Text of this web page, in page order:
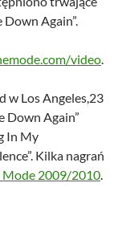
Down Again”.
video.
w Los Angeles,23
Down Again”
In My
Kilka nagrań
Mode 2009/2010.